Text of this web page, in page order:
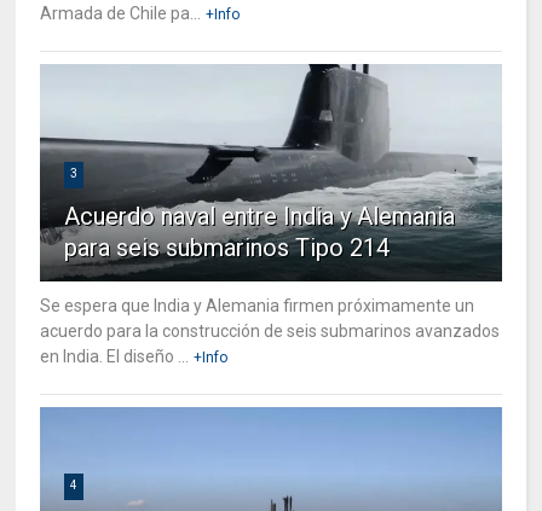
Armada de Chile pa...
+Info
3
Acuerdo naval entre India y Alemania
para seis submarinos Tipo 214
Se espera que India y Alemania firmen próximamente un
acuerdo para la construcción de seis submarinos avanzados
en India. El diseño ...
+Info
4